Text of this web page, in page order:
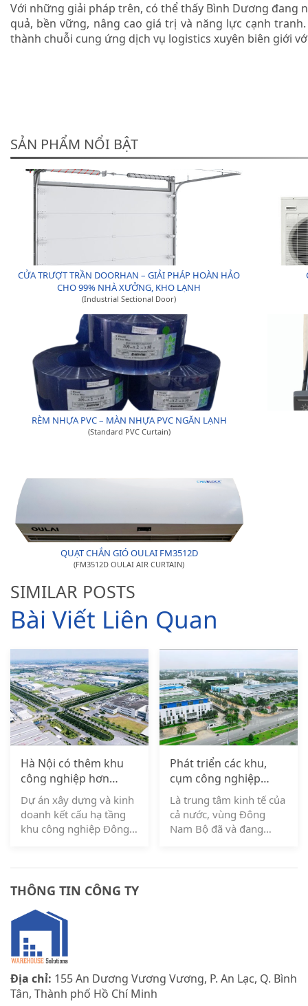
Với những giải pháp trên, có thể thấy Bình Dương đang
quả, bền vững, nâng cao giá trị và năng lực cạnh
thành chuỗi cung ứng dịch vụ logistics xuyên biên giới
SẢN PHẨM NỔI BẬT
CỬA TRƯỢT TRẦN DOORHAN – GIẢI PHÁP HOÀN HẢO
CHO 99% NHÀ XƯỞNG, KHO LẠNH
(Industrial Sectional Door)
RÈM NHỰA PVC – MÀN NHỰA PVC NGĂN LẠNH
(Standard PVC Curtain)
QUẠT CHẮN GIÓ OULAI FM3512D
(FM3512D OULAI AIR CURTAIN)
SIMILAR POSTS
Bài Viết Liên Quan
Hà Nội có thêm khu
công nghiệp hơn
6.300 tỷ đồng ở huyện
sắp lên quận
Dự án xây dựng và kinh
doanh kết cấu hạ tầng
khu công nghiệp Đông
bảo dự án triển khai phù
Phó Thủ tướng Lê Minh
Khái vừa ký quyết định
chấp thuận […]
Phát triển các khu,
cụm công nghiệp
theo hướng xanh hóa
Là trung tâm kinh tế của
cả nước, vùng Đông
Nam Bộ đã và đang
[…]
THÔNG TIN CÔNG TY
Địa chỉ: 155 An Dương Vương Vương, P. An Lạc, Q. Bình
Tân, Thành phố Hồ Chí Minh